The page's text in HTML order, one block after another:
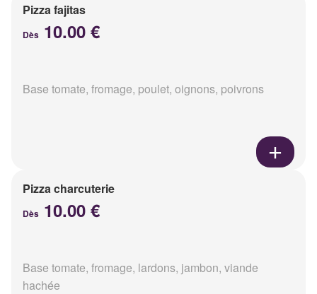
Pizza fajitas
Dès 10.00 €
Base tomate, fromage, poulet, oignons, poivrons
Pizza charcuterie
Dès 10.00 €
Base tomate, fromage, lardons, jambon, viande
hachée